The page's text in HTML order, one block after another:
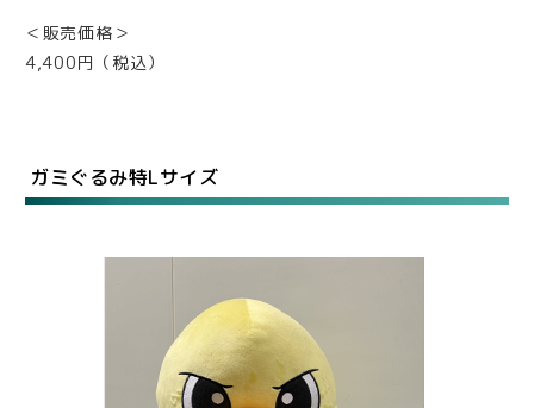
＜販売価格＞
4,400円（税込）
ガミぐるみ特Lサイズ